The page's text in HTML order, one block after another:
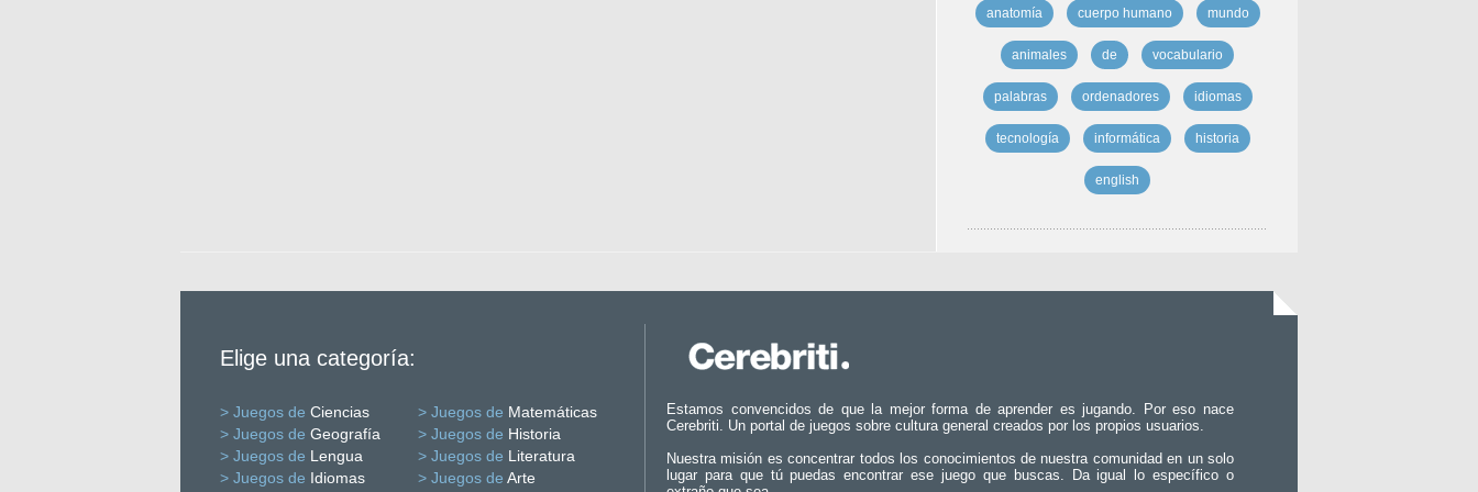
anatomía cuerpo humano mundo
animales de vocabulario
palabras ordenadores idiomas
tecnología informática historia
english
Elige una categoría:
> Juegos de Ciencias > Juegos de Matemáticas
> Juegos de Geografía > Juegos de Historia
> Juegos de Lengua > Juegos de Literatura
> Juegos de Idiomas > Juegos de Arte
Estamos convencidos de que la mejor forma de aprender es jugando. Por eso nace
Cerebriti. Un portal de juegos sobre cultura general creados por los propios usuarios.
Nuestra misión es concentrar todos los conocimientos de nuestra comunidad en un solo
lugar para que tú puedas encontrar ese juego que buscas. Da igual lo específico o